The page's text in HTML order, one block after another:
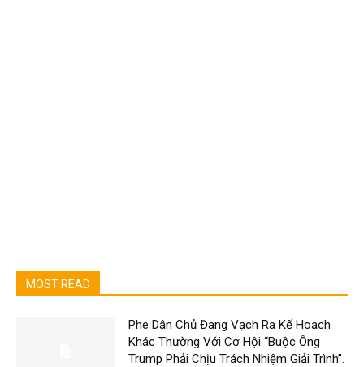
MOST READ
Phe Dân Chủ Đang Vạch Ra Kế Hoạch
Khác Thường Với Cơ Hội “Buộc Ông
Trump Phải Chịu Trách Nhiệm Giải Trình”.